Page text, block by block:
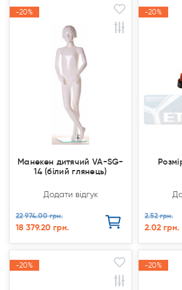
-20%
-20%
Манекен дитячий VA-SG-
14 (білий глянець)
Додати відгук
22 974.00 грн.
18 379.20 грн.
-20%
-20%
2.52 грн.
2.02 грн.
-20%
-20% -20%
-20%